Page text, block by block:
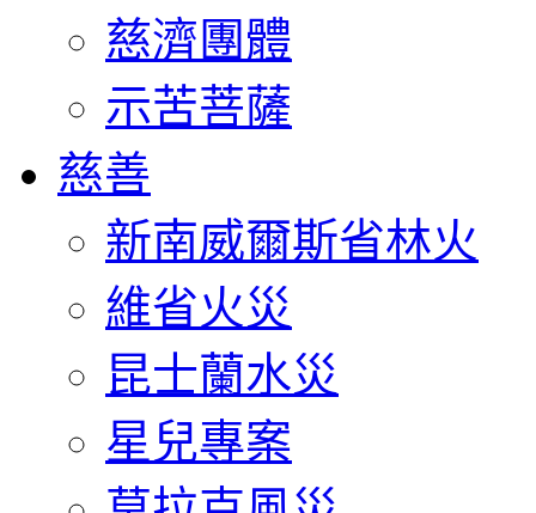
慈濟團體
示苦菩薩
慈善
新南威爾斯省林火
維省火災
昆士蘭水災
星兒專案